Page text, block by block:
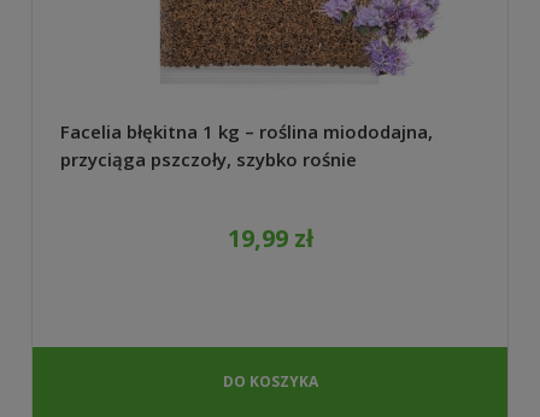
Facelia błękitna 1 kg – roślina miododajna,
przyciąga pszczoły, szybko rośnie
19,99 zł
DO KOSZYKA